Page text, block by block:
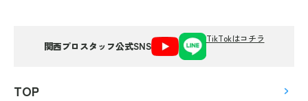
関西プロスタッフ公式SNS
TikTokはコチラ
TOP